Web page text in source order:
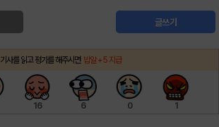
글쓰기
기사를 읽고 평가를 해주시면 밥알 +5 지급
16 6 0 1